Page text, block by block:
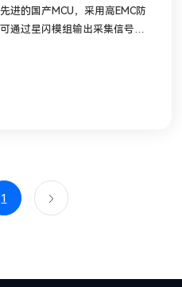
进的国产MCU，采用高EMC防
通过星闪模组输出采集信号。
模型，将数据通过电鸿系统的
网关，同时支持OTA升级；
1